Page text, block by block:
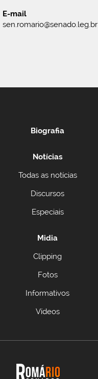
E-mail
sen.romario@senado.leg.br
Biografia
Notícias
Todas as notícias
Discursos
Especiais
Midia
Clipping
Fotos
Informativos
Vídeos